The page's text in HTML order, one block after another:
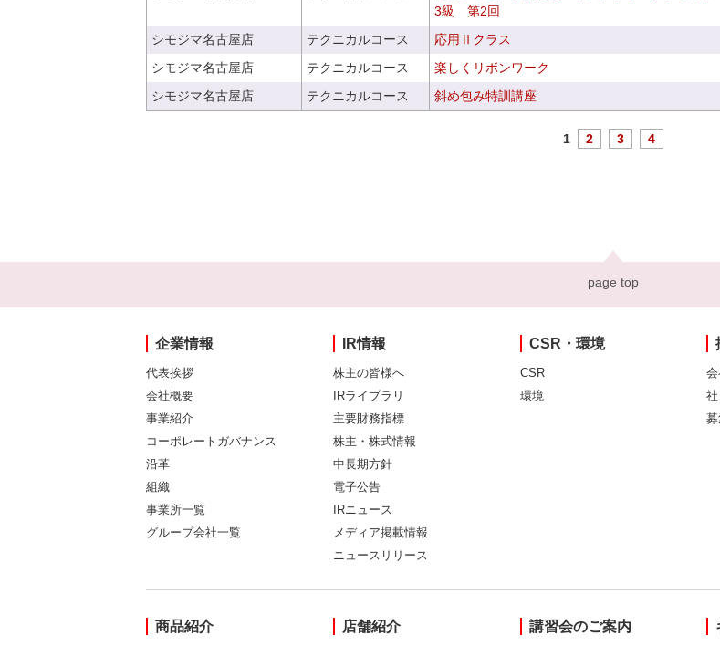
3級 第2回
シモジマ名古屋店 テクニカルコース 応用Ⅱクラス
シモジマ名古屋店
テクニカルコース 楽しくリボンワーク
シモジマ名古屋店
テクニカルコース 斜め包み特訓講座
1 2 3 4
page top
企業情報
代表挨拶
会社概要
事業紹介
コーポレートガバナンス
沿革
組織
事業所一覧
グループ会社一覧
IR情報
株主の皆様へ
IRライブラリ
主要財務指標
株主・株式情報
中長期方針
電子公告
IRニュース
メディア掲載情報
ニュースリリース
CSR・環境
CSR
環境
商品紹介 店舗紹介 講習会のご案内